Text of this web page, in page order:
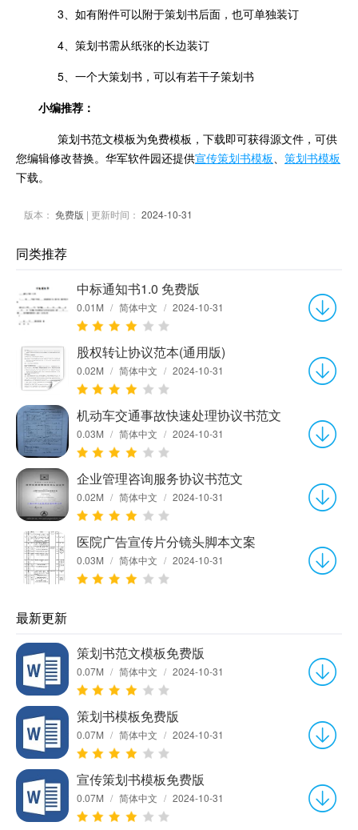
3、如有附件可以附于策划书后面，也可单独装订
4、策划书需从纸张的长边装订
5、一个大策划书，可以有若干子策划书
小编推荐：
策划书范文模板为免费模板，下载即可获得源文件，可供
您编辑修改替换。华军软件园还提供宣传策划书模板、 策划书模板
下载。
版本： 免费版 | 更新时间： 2024-10-31
同类推荐
中标通知书1.0 免费版
0.01M / 简体中文 / 2024-10-31
股权转让协议范本(通用版)
0.02M / 简体中文 / 2024-10-31
机动车交通事故快速处理协议书范文
0.03M / 简体中文 / 2024-10-31
企业管理咨询服务协议书范文
0.02M / 简体中文 / 2024-10-31
医院广告宣传片分镜头脚本文案
0.03M / 简体中文 / 2024-10-31
最新更新
策划书范文模板免费版
0.07M / 简体中文 / 2024-10-31
策划书模板免费版
0.07M / 简体中文 / 2024-10-31
宣传策划书模板免费版
0.07M / 简体中文 / 2024-10-31